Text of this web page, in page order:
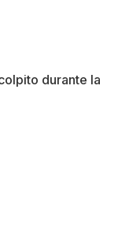
durante la